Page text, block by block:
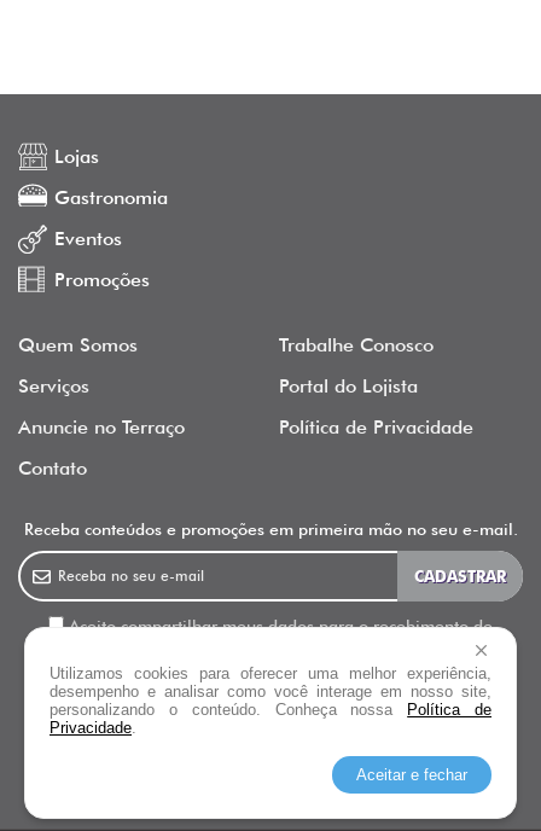
Lojas
Gastronomia
Eventos
Promoções
Quem Somos
Serviços
Anuncie no Terraço
Contato
Trabalhe Conosco
Portal do Lojista
Política de Privacidade
Receba conteúdos e promoções em primeira mão no seu e-mail.
Aceito compartilhar meus dados para o recebimento de
newsletter, informativos e outras ações de marketing do Terraço
Shopping.
Siga oTerraço Shopping
Utilizamos cookies para oferecer uma melhor experiência,
desempenho e analisar como você interage em nosso site,
personalizando o conteúdo. Conheça nossa
Política de
Privacidade.
Aceitar e fechar